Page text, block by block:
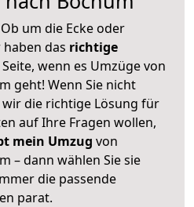
um die Ecke oder
das richtige
wenn es Umzüge von
geht! Wenn Sie nicht
die richtige Lösung für
auf Ihre Fragen wollen,
mein Umzug von
– dann wählen Sie sie
die passende
parat.